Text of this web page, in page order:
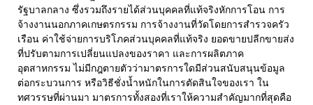
รัฐบาลกลาง ซึ่งรวมถึงรายได้ส่วนบุคคลที่แท้จริงหักการโอน การ
จ้างงานนอกภาคเกษตรกรรม การจ้างงานที่วัดโดยการสำรวจครัว
เรือน ค่าใช้จ่ายการบริโภคส่วนบุคคลที่แท้จริง ยอดขายปลีกขายส่ง
ที่ปรับตามการเปลี่ยนแปลงของราคา และการผลิตภาค
อุตสาหกรรม ไม่มีกฎตายตัวว่ามาตรการใดมีส่วนสนับสนุนข้อมูล
ต่อกระบวนการ หรือวิธีชั่งน้ำหนักในการตัดสินใจของเรา ใน
ทศวรรษที่ผ่านมา มาตรการทั้งสองที่เราให้ความสำคัญมากที่สุดคือ